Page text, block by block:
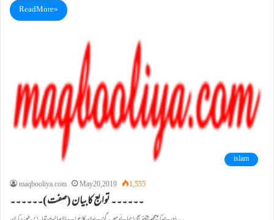
Read More »
islam
maqbooliya.com
May 20, 2019 1,555
۔۔۔۔۔۔ توابع کابیان (صفت)۔۔۔۔۔۔